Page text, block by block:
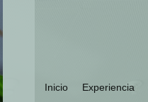
Inicio Experiencia